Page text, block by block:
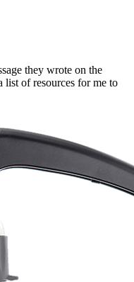
they wrote on the
of resources for me to